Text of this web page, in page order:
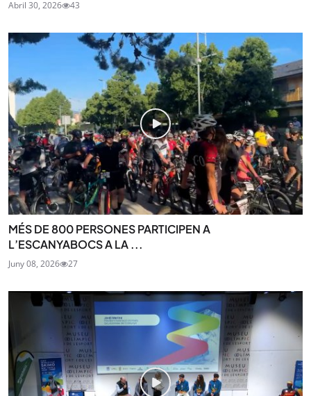
Abril 30, 2026 43
MÉS DE 800 PERSONES PARTICIPEN A
L’ESCANYABOCS A LA ...
Juny 08, 2026 27